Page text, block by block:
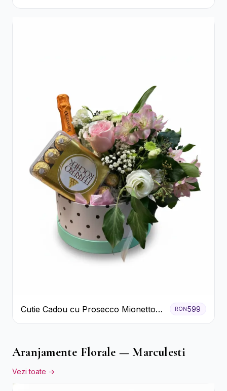
și Floarea Miresei
Cutie Cadou cu Prosecco Mionetto
Ferrero Rocher și Flori Pastelate
RON599
Aranjamente Florale — Marculesti
Vezi toate →